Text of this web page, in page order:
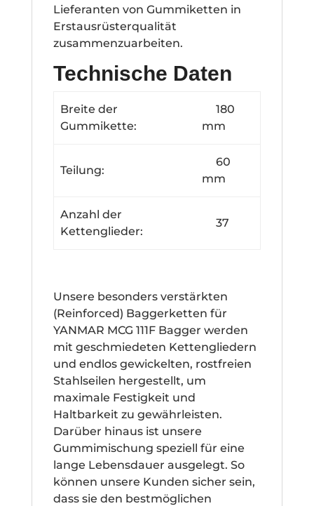
Lieferanten von Gummiketten in
Erstausrüsterqualität
zusammenzuarbeiten.
Technische Daten
Breite der
Gummikette:
180
mm
Teilung:
60
mm
Anzahl der
Kettenglieder:
37
Unsere besonders verstärkten
(Reinforced) Baggerketten für
YANMAR MCG 111F Bagger werden
mit geschmiedeten Kettengliedern
und endlos gewickelten, rostfreien
Stahlseilen hergestellt, um
maximale Festigkeit und
Haltbarkeit zu gewährleisten.
Darüber hinaus ist unsere
Gummimischung speziell für eine
lange Lebensdauer ausgelegt. So
können unsere Kunden sicher sein,
dass sie den bestmöglichen